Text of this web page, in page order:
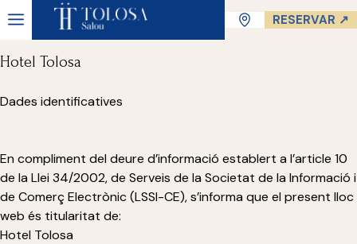
RESERVAR ↗
Avís Legal
Hotel Tolosa
Dades identificatives
En compliment del deure d’informació establert a l’article 10
de la Llei 34/2002, de Serveis de la Societat de la Informació i
de Comerç Electrònic (LSSI-CE), s’informa que el present lloc
web és titularitat de:
Hotel Tolosa